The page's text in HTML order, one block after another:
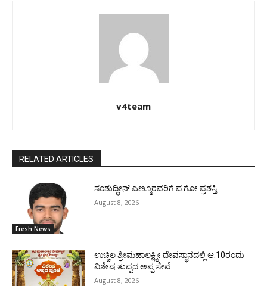
v4team
RELATED ARTICLES
Fresh News
ಸಂಶುದ್ಧೀನ್ ಎಣ್ಮೂರವರಿಗೆ ಪ.ಗೋ ಪ್ರಶಸ್ತಿ
August 8, 2026
ಉಚ್ಚಿಲ ಶ್ರೀಮಹಾಲಕ್ಷ್ಮೀ ದೇವಸ್ಥಾನದಲ್ಲಿ ಆ.10ರಂದು
ವಿಶೇಷ ತುಪ್ಪದ ಅಪ್ಪ ಸೇವೆ
August 8, 2026